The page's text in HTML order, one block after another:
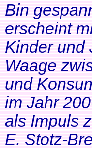
Bin
erscheint
Kinder und
Waage
und
im Jahr
als Impuls
E. Stotz-